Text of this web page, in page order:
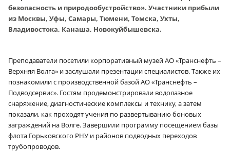
безопасность и природообустройство». Участники прибыли
из Москвы, Уфы, Самары, Тюмени, Томска, Ухты,
Владивостока, Канаша, Новокуйбышевска.
Преподаватели посетили корпоративный музей АО «Транснефть –
Верхняя Волга» и заслушали презентации специалистов. Также их
познакомили с производственной базой АО «Транснефть –
Подводсервис». Гостям продемонстрировали водолазное
снаряжение, диагностические комплексы и технику, а затем
показали, как проходят учения по развертыванию боновых
заграждений на Волге. Завершили программу посещением базы
флота Горьковского РНУ и районов подводных переходов
трубопроводов.